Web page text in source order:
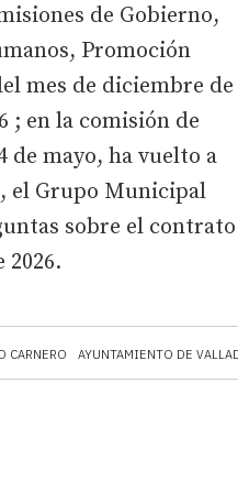
CARNERO AYUNTAMIENTO DE
de Gobierno,
Promoción
mes de diciembre de
; en la comisión de
de mayo, ha vuelto a
el Grupo Municipal
sobre el contrato
2026.